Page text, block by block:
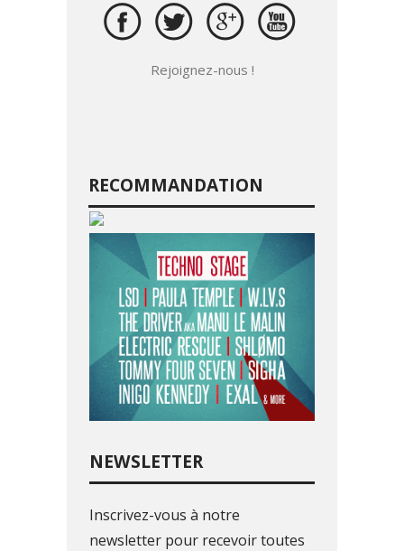
Rejoignez-nous !
RECOMMANDATION
NEWSLETTER
Inscrivez-vous à notre
newsletter pour recevoir toutes